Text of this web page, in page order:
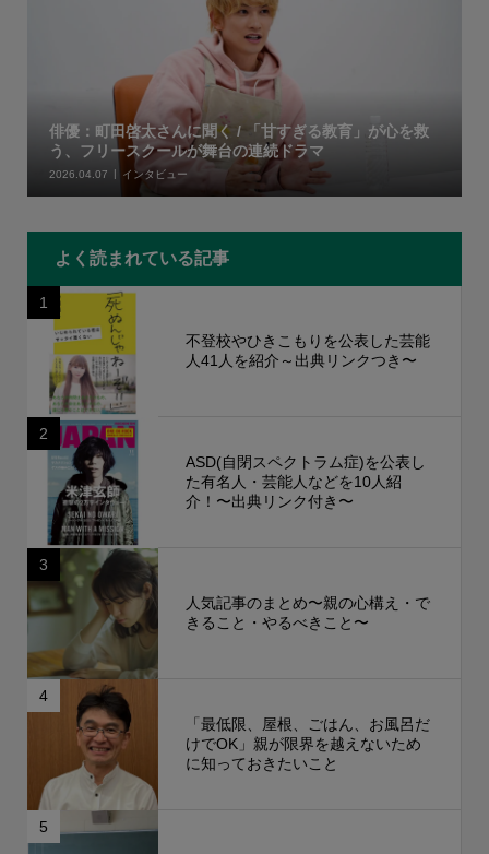
俳優：町田啓太さんに聞く / 「甘すぎる教育」が心を救
う、フリースクールが舞台の連続ドラマ
2026.04.07 インタビュー
よく読まれている記事
1
不登校やひきこもりを公表した芸能
人41人を紹介～出典リンクつき〜
2
ASD(自閉スペクトラム症)を公表し
た有名人・芸能人などを10人紹
介！〜出典リンク付き〜
3
人気記事のまとめ〜親の心構え・で
きること・やるべきこと〜
4
「最低限、屋根、ごはん、お風呂だ
けでOK」親が限界を越えないため
に知っておきたいこと
5